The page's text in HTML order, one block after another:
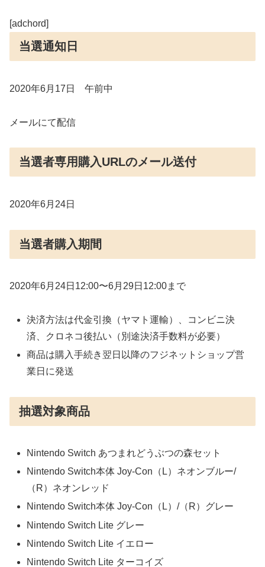
[adchord]
当選通知日
2020年6月17日 午前中
メールにて配信
当選者専用購入URLのメール送付
2020年6月24日
当選者購入期間
2020年6月24日12:00〜6月29日12:00まで
決済方法は代金引換（ヤマト運輸）、コンビニ決
済、クロネコ後払い（別途決済手数料が必要）
商品は購入手続き翌日以降のフジネットショップ営
業日に発送
抽選対象商品
Nintendo Switch あつまれどうぶつの森セット
Nintendo Switch本体 Joy-Con（L）ネオンブルー/
（R）ネオンレッド
Nintendo Switch本体 Joy-Con（L）/（R）グレー
Nintendo Switch Lite グレー
Nintendo Switch Lite イエロー
Nintendo Switch Lite ターコイズ